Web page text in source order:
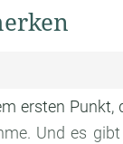
ersten
Und es